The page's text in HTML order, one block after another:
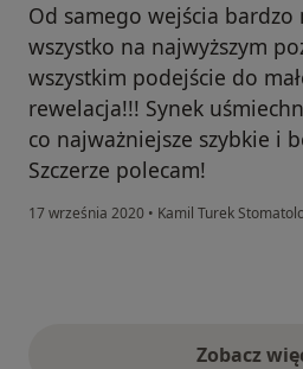
Od samego wejścia bardzo
wszystko na najwyższym
wszystkim podejście do
rewelacja!!! Synek
co najważniejsze szybkie i
Szczerze polecam!
17 września 2020 • Kamil Turek
Zobacz